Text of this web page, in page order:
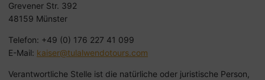
Grevener Str. 392
48159 Münster
Telefon: +49 (0) 176 227 41 099
E-Mail: kaiser@tulalwendotours.com
Verantwortliche Stelle ist die natürliche oder juristische Person,